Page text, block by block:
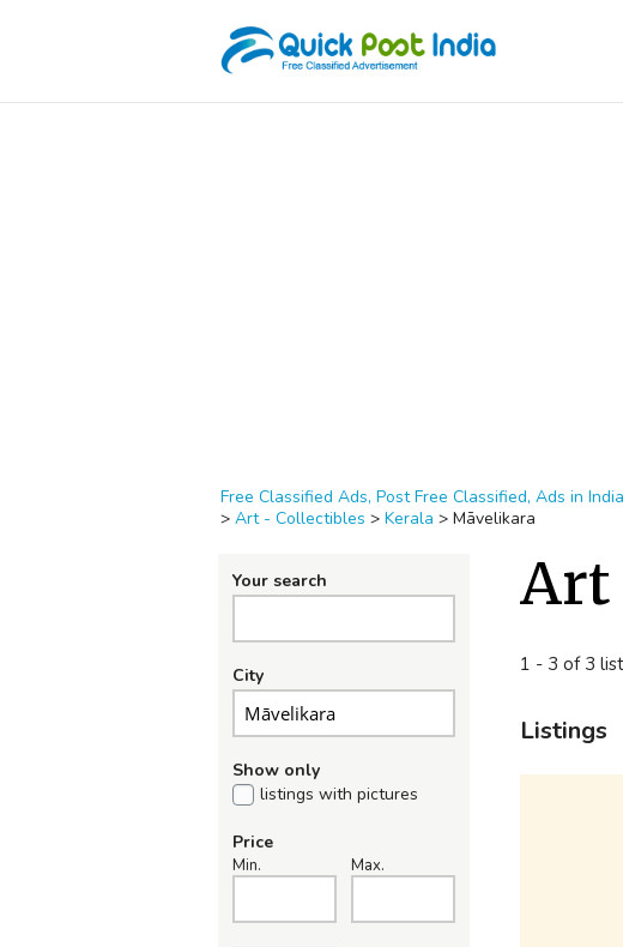
Free Classified Ads, Post Free Classified, Ads in
> Art - Collectibles > Kerala > Māvelikara
Your search
City
Show only
listings with pictures
Price
Min. Max.
Art
1 - 3 of 3
Listings